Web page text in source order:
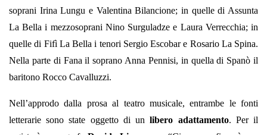
soprani Irina Lungu e Valentina Bilancione; in quelle di Assunta
La Bella i mezzosoprani Nino Surguladze e Laura Verrecchia; in
quelle di Fifì La Bella i tenori Sergio Escobar e Rosario La Spina.
Nella parte di Fana il soprano Anna Pennisi, in quella di Spanò il
baritono Rocco Cavalluzzi.
Nell’approdo dalla prosa al teatro musicale, entrambe le fonti
letterarie sono state oggetto di unlibero adattamento. Per il